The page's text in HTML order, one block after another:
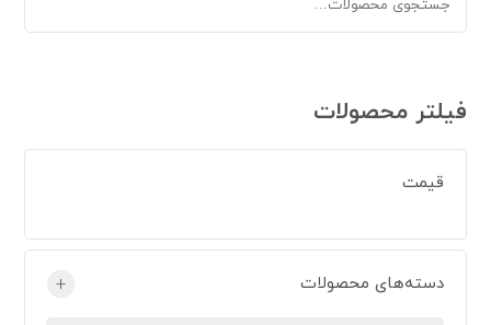
فیلتر محصولات
قیمت
دسته‌های محصولات +